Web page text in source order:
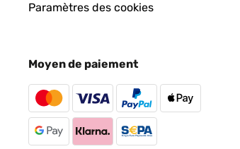
Paramètres des cookies
Moyen de paiement